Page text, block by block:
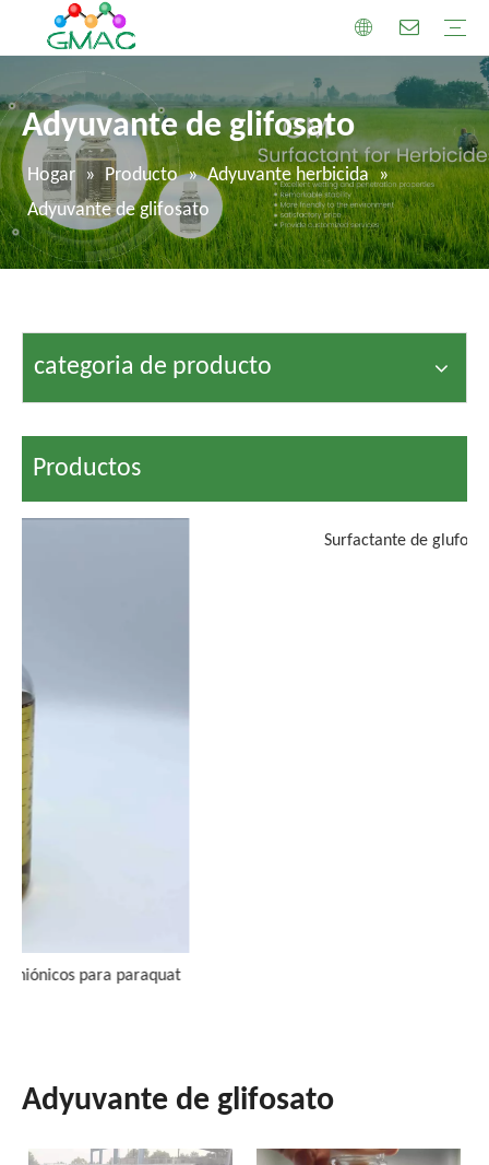
Adyuvante de glifosato
Hogar » Producto » Adyuvante herbicida »
Adyuvante de glifosato
categoria de producto
Productos
Surfactante de glufosinato
Adyuvante de glifosato